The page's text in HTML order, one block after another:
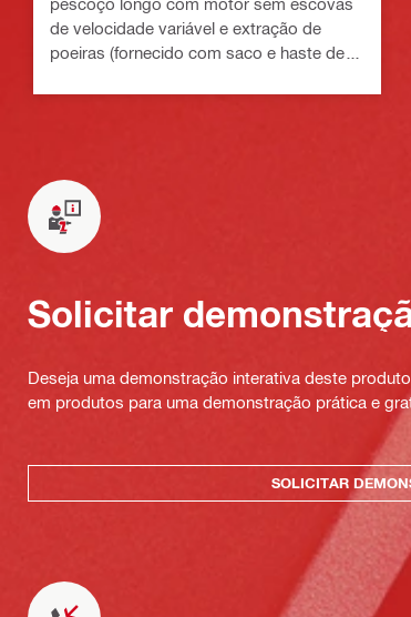
de velocidade variável e extração de
poeiras (fornecido com saco e haste de
Solicitar
Deseja uma demonstração interativa deste
em produtos para uma demonstração prática e
SOLICITAR